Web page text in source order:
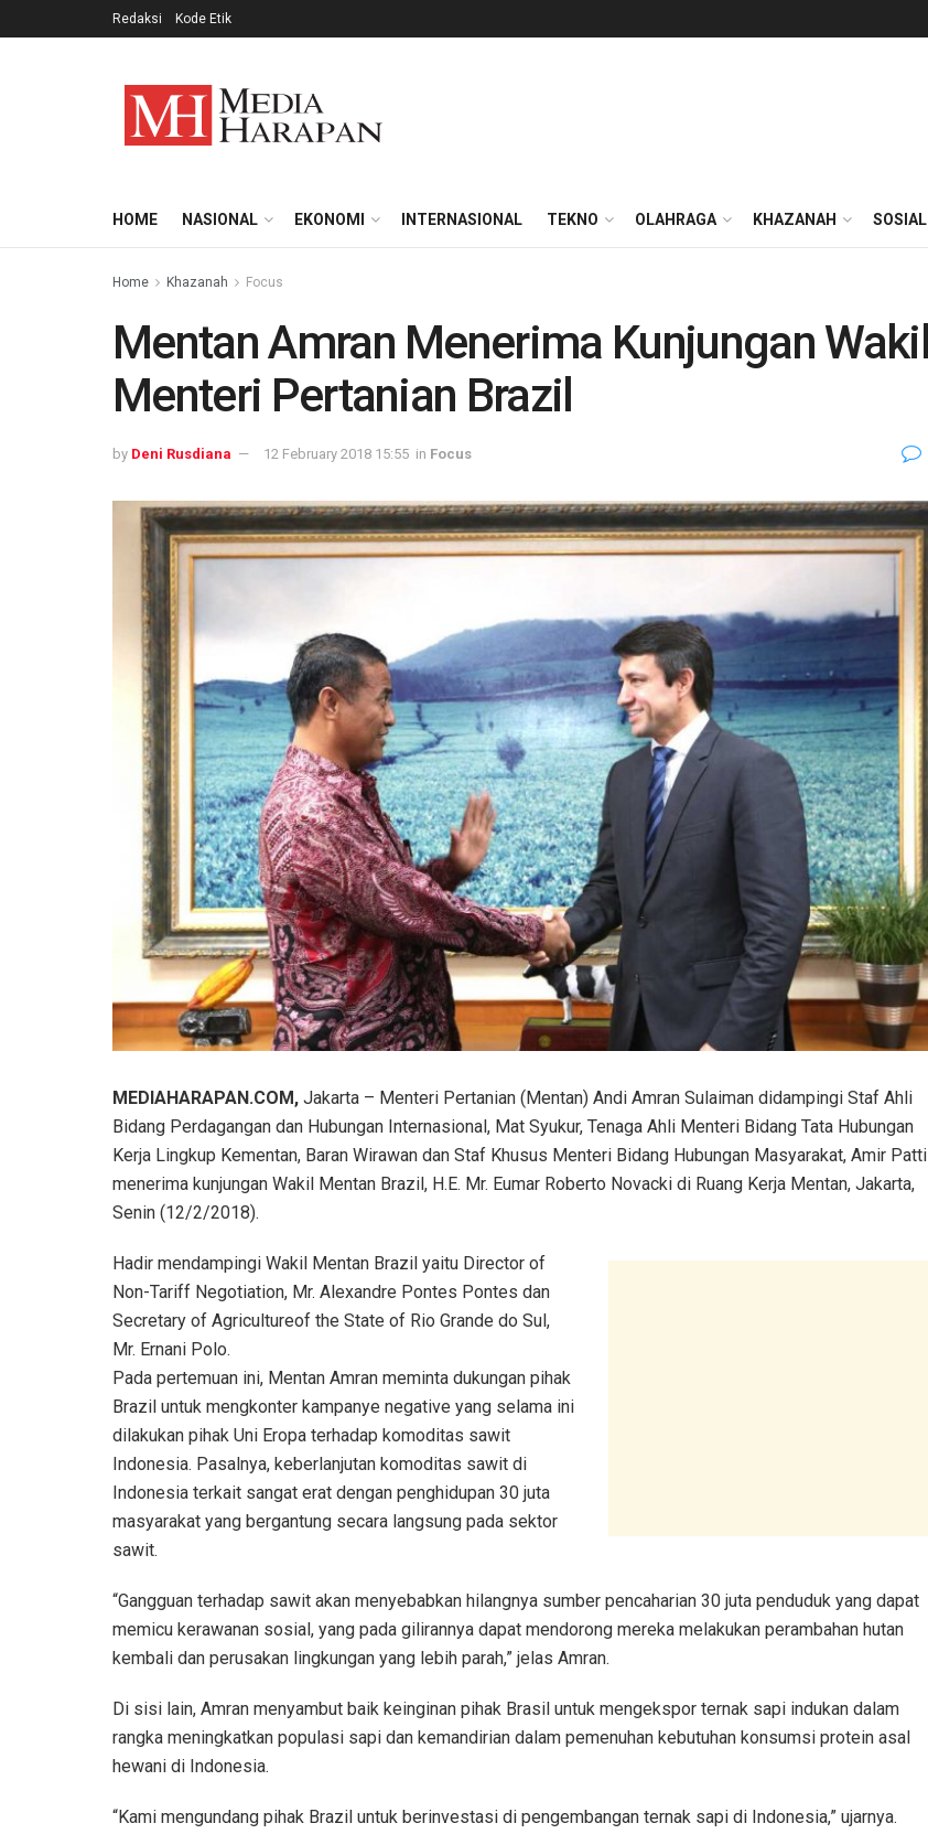
Redaksi Kode Etik
HOME NASIONAL EKONOMI INTERNASIONAL TEKNO OLAHRAGA KHAZANAH SOSIAL
Home Khazanah Focus
Mentan Amran Menerima Kunjungan Wakil
Menteri Pertanian Brazil
by Deni Rusdiana 12 February 2018 15:55 in Focus
MEDIAHARAPAN.COM, Jakarta – Menteri Pertanian (Mentan) Andi Amran Sulaiman didampingi Staf Ahli
Bidang Perdagangan dan Hubungan Internasional, Mat Syukur, Tenaga Ahli Menteri Bidang Tata Hubungan
Kerja Lingkup Kementan, Baran Wirawan dan Staf Khusus Menteri Bidang Hubungan Masyarakat, Amir Patti
menerima kunjungan Wakil Mentan Brazil, H.E. Mr. Eumar Roberto Novacki di Ruang Kerja Mentan, Jakarta,
Senin (12/2/2018).
Hadir mendampingi Wakil Mentan Brazil yaitu Director of
Non-Tariff Negotiation, Mr. Alexandre Pontes Pontes dan
Secretary of Agricultureof the State of Rio Grande do Sul,
Mr. Ernani Polo.
Pada pertemuan ini, Mentan Amran meminta dukungan pihak
Brazil untuk mengkonter kampanye negative yang selama ini
dilakukan pihak Uni Eropa terhadap komoditas sawit
Indonesia. Pasalnya, keberlanjutan komoditas sawit di
Indonesia terkait sangat erat dengan penghidupan 30 juta
masyarakat yang bergantung secara langsung pada sektor
sawit.
“Gangguan terhadap sawit akan menyebabkan hilangnya sumber pencaharian 30 juta penduduk yang dapat
memicu kerawanan sosial, yang pada gilirannya dapat mendorong mereka melakukan perambahan hutan
kembali dan perusakan lingkungan yang lebih parah,” jelas Amran.
Di sisi lain, Amran menyambut baik keinginan pihak Brasil untuk mengekspor ternak sapi indukan dalam
rangka meningkatkan populasi sapi dan kemandirian dalam pemenuhan kebutuhan konsumsi protein asal
hewani di Indonesia.
“Kami mengundang pihak Brazil untuk berinvestasi di pengembangan ternak sapi di Indonesia,” ujarnya.